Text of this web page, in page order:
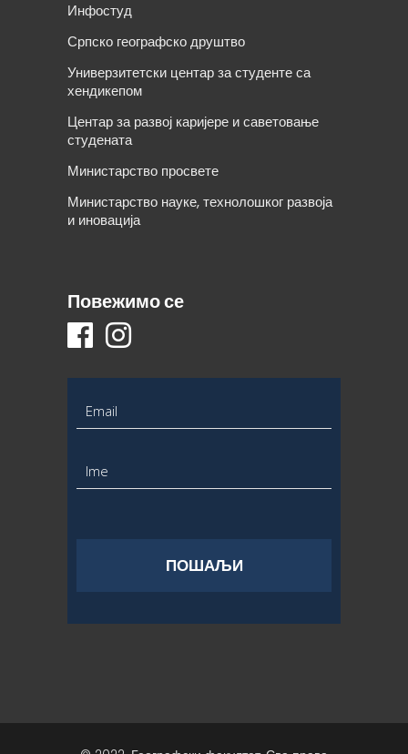
Инфостуд
Српско географско друштво
Универзитетски центар за студенте са
хендикепом
Центар за развој каријере и саветовање
студената
Министарство просвете
Министарство науке, технолошког развоја
и иновација
Повежимо се